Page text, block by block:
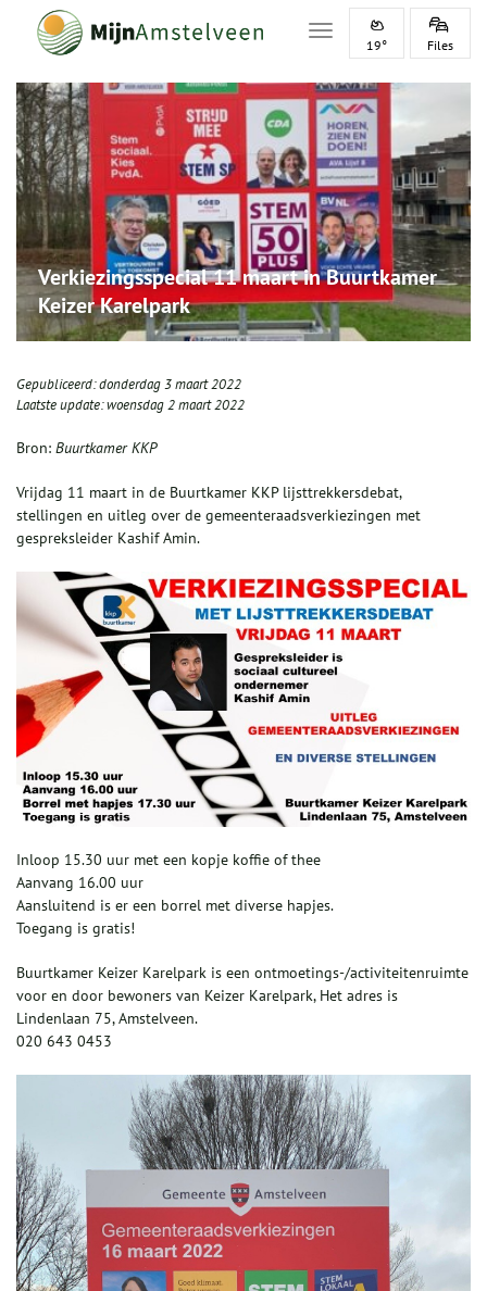
Toggle navigation
19° Files
Verkiezingsspecial 11 maart in Buurtkamer
Keizer Karelpark
Gepubliceerd:donderdag 3 maart 2022
Laatste update:woensdag 2 maart 2022
Bron: Buurtkamer KKP
Vrijdag 11 maart in de Buurtkamer KKP lijsttrekkersdebat,
stellingen en uitleg over de gemeenteraadsverkiezingen met
gespreksleider Kashif Amin.
Inloop 15.30 uur met een kopje koffie of thee
Aanvang 16.00 uur
Aansluitend is er een borrel met diverse hapjes.
Toegang is gratis!
Buurtkamer Keizer Karelpark is een ontmoetings-/activiteitenruimte
voor en door bewoners van Keizer Karelpark, Het adres is
Lindenlaan 75, Amstelveen.
020 643 0453